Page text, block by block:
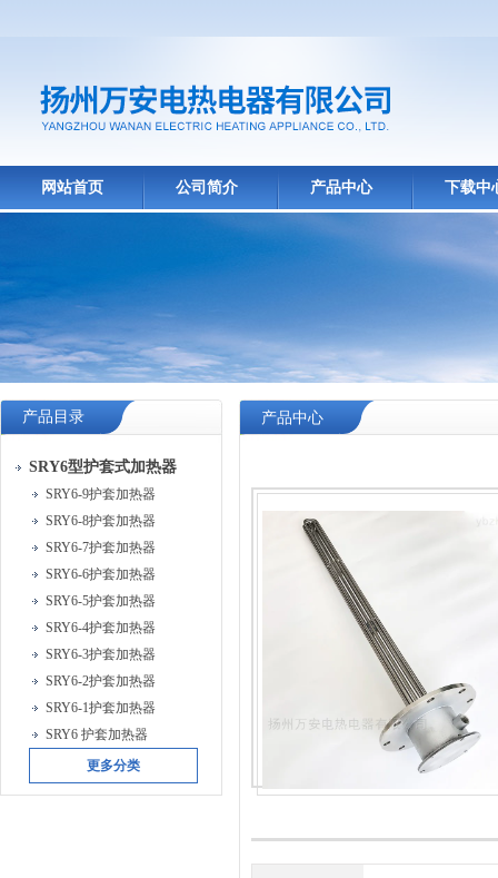
网站首页 公司简介 产品中心 下载中
产品目录
SRY6型护套式加热器
SRY6-9护套加热器
SRY6-8护套加热器
SRY6-7护套加热器
SRY6-6护套加热器
SRY6-5护套加热器
SRY6-4护套加热器
SRY6-3护套加热器
SRY6-2护套加热器
SRY6-1护套加热器
SRY6 护套加热器
更多分类
产品中心